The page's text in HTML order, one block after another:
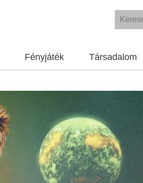
Fényjáték Társadalom